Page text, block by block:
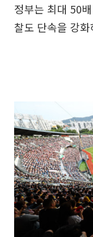
정부는 최대 50
찰도 단속을 강